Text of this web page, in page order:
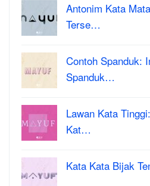
Antonim Kata
Terse…
Contoh Spanduk:
Spanduk…
Lawan Kata
Kat…
Kata Kata Bijak